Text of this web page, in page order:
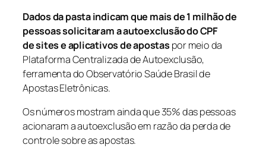
Dados da pasta indicam que mais de 1 milhão de
pessoas solicitaram a autoexclusão do CPF
desitese aplicativos de apostaspor meio da
Plataforma Centralizada de Autoexclusão,
ferramenta do Observatório Saúde Brasil de
Apostas Eletrônicas.
Os números mostram ainda que 35% das pessoas
acionaram a autoexclusão em razão da perda de
controle sobre as apostas.